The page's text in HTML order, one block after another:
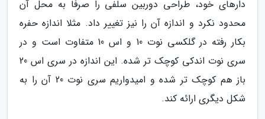
دارهای خود، طراحی دوربین سلفی را صرفا به محل آن
محدود نکرد و اندازه آن را نیز تغییر داد. مثلا اندازه حفره
بکار رفته در گلکسی نوت 10 و اس 10 متفاوت است و در
سری نوت اندکی کوچک تر شده. این اندازه در سری اس 20
باز هم کوچک تر شده و امیدواریم سری نوت 20 آن را به
شکل دیگری ارائه کند.